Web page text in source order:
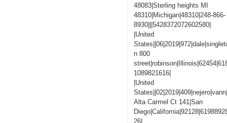
48083|Sterling heights MI
48310|Michigan|48310|248-866-
8930|||5428372072602580|
|United
n 800
1089821616|
|United
Alta Carmel Ct 141|San
26|